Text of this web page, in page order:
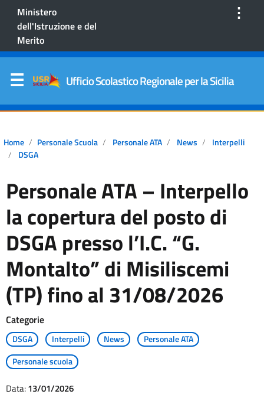
Ministero
dell'Istruzione e del
Merito
⋮
Ufficio Scolastico Regionale per la Sicilia
Home Personale Scuola Personale ATA News
Interpelli
DSGA
Personale ATA – Interpello
la copertura del posto di
DSGA presso l’I.C. “G.
Montalto” di Misiliscemi
(TP) fino al 31/08/2026
Categorie
DSGA Interpelli News
Personale ATA
Personale scuola
Data:13/01/2026